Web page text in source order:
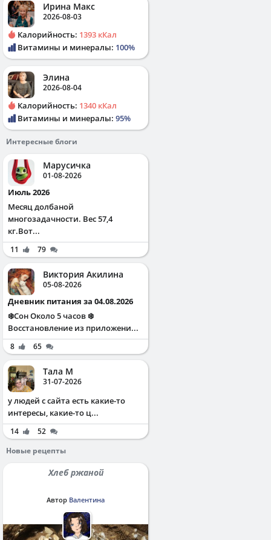
Ирина Макс
2026-08-03
Калорийность: 1393 кКал
Витамины и минералы: 100%
Элина
2026-08-04
Калорийность: 1340 кКал
Витамины и минералы: 95%
Интересные блоги
Марусичка
01-08-2026
Июль 2026
Месяц долбаной
многозадачности. Вес 57,4
кг.Вот...
11 79
Виктория Акилина
05-08-2026
Дневник питания за 04.08.2026
❄️Сон Около 5 часов ❄️
Восстановление из приложени...
8 65
Тала М
31-07-2026
у людей с сайта есть какие-то
интересы, какие-то ц...
14
52
Новые рецепты
Хлеб ржаной
Автор Валентина